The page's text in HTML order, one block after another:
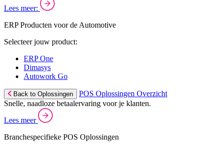
Lees meer:
ERP Producten voor de Automotive
Selecteer jouw product:
ERP One
Dimasys
Autowork Go
Back to Oplossingen
POS Oplossingen Overzicht
Snelle, naadloze betaalervaring voor je klanten.
Lees meer
Branchespecifieke POS Oplossingen